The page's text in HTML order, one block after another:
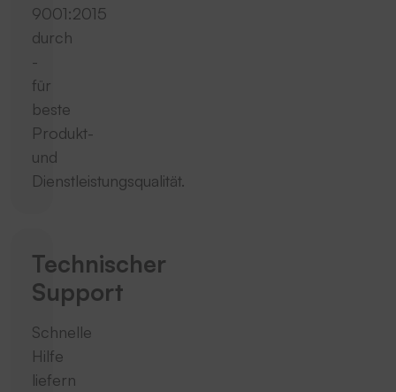
9001:2015
durch
-
für
beste
Produkt-
und
Dienstleistungsqualität.
Technischer
Support
Schnelle
Hilfe
liefern